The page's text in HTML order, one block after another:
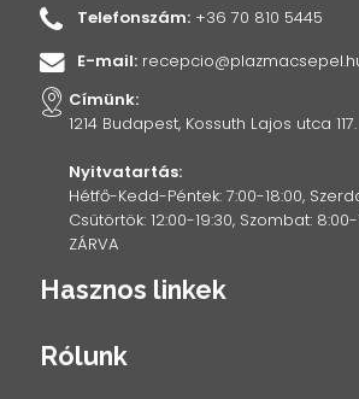
Telefonszám: +36 70 810 5445
E-mail:
Címünk:
1214 Budapest, Kossuth Lajos utca 117.
Nyitvatartás:
Hétfő-Kedd-Péntek: 7:00-18:00,
Csütörtök: 12:00-19:30, Szombat:
ZÁRVA
Hasznos linkek
Rólunk